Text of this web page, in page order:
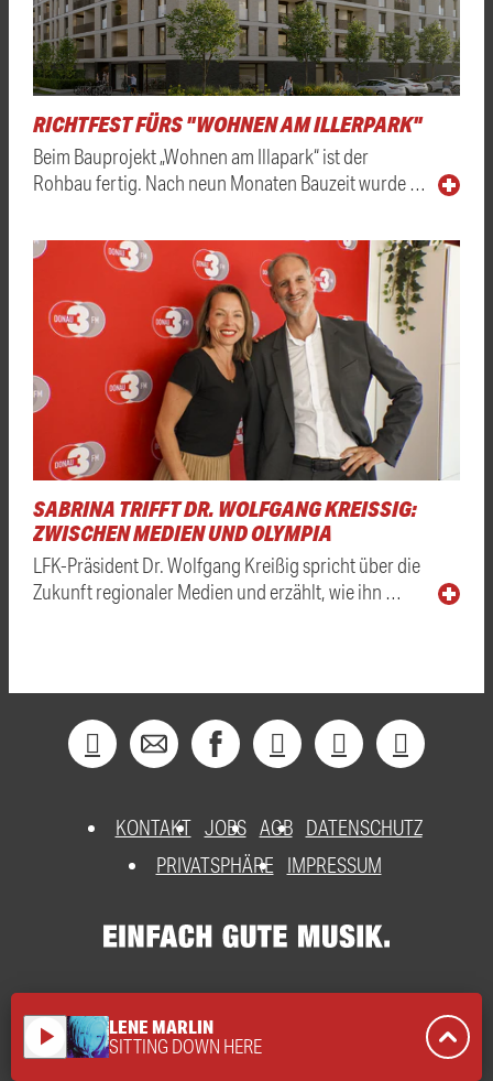
RICHTFEST FÜRS "WOHNEN AM ILLERPARK"
Beim Bauprojekt „Wohnen am Illapark“ ist der
Rohbau fertig. Nach neun Monaten Bauzeit wurde …
SABRINA TRIFFT DR. WOLFGANG KREISSIG: Z
WISCHEN MEDIEN UND OLYMPIA
LFK-Präsident Dr. Wolfgang Kreißig spricht über die
Zukunft regionaler Medien und erzählt, wie ihn …
KONTAKT JOBS AGB DATENSCHUTZ
PRIVATSPHÄRE
IMPRESSUM
play_arrow LENE MARLIN
SITTING DOWN HERE